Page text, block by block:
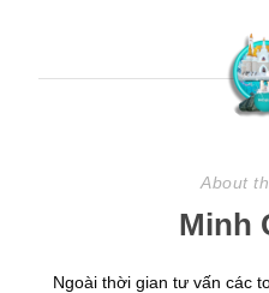
About
Minh
Ngoài thời gian tư vấn các